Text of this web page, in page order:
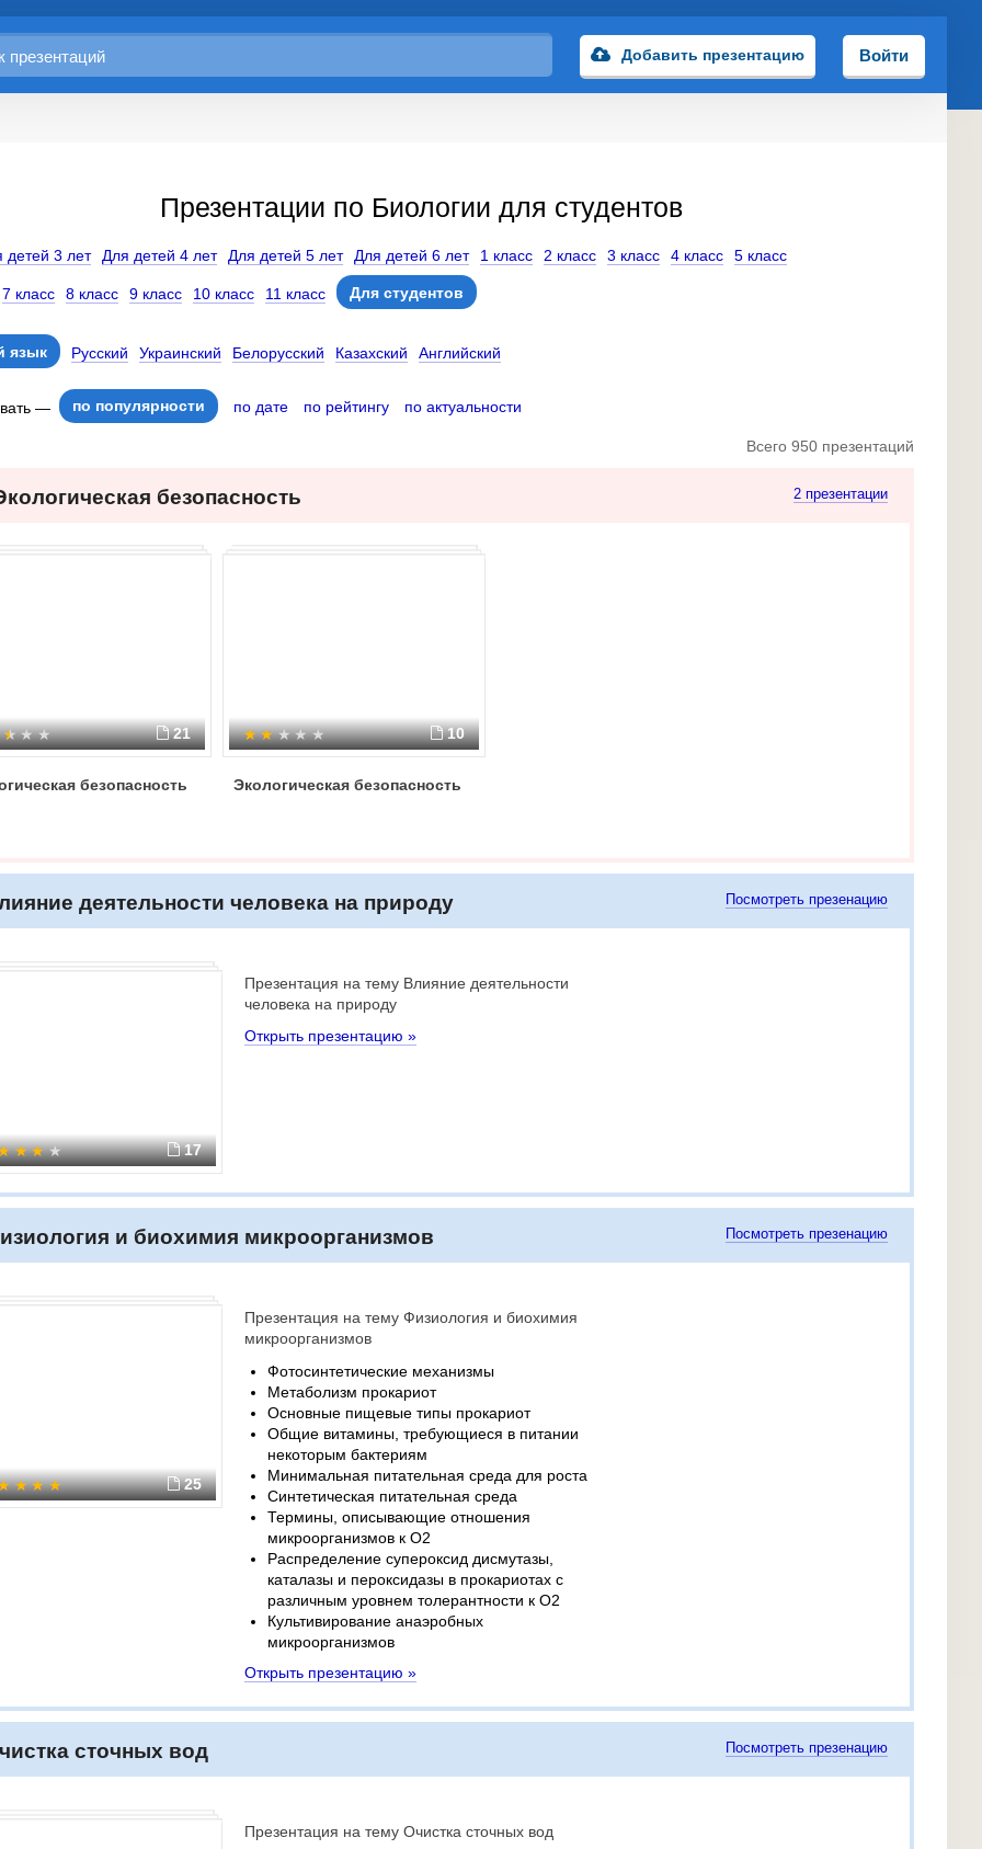
Добавить презентацию Войти
Презентации по Биологии для студентов
детей 3 лет Для детей 4 лет Для детей 5 лет Для детей 6 лет 1 класс 2 класс 3 класс 4 класс 5 класс
7 класс 8 класс 9 класс 10 класс 11 класс Для студентов
язык Русский Украинский Белорусский Казахский Английский
— по популярности по дате по рейтингу по актуальности
Всего 950 презентаций
безопасность 2 презентации
21
безопасность
10
Экологическая безопасность
деятельности человека на природу Посмотреть презенацию
17
Презентация на тему Влияние деятельности
человека на природу
Открыть презентацию »
и биохимия микроорганизмов Посмотреть презенацию
25
Презентация на тему Физиология и биохимия
микроорганизмов
Фотосинтетические механизмы
Метаболизм прокариот
Основные пищевые типы прокариот
Общие витамины, требующиеся в питании
некоторым бактериям
Минимальная питательная среда для роста
Синтетическая питательная среда
Термины, описывающие отношения
микроорганизмов к O2
Распределение супероксид дисмутазы,
каталазы и пероксидазы в прокариотах с
различным уровнем толерантности к O2
Культивирование анаэробных
микроорганизмов
Открыть презентацию »
сточных вод Посмотреть презенацию
Презентация на тему Очистка сточных вод